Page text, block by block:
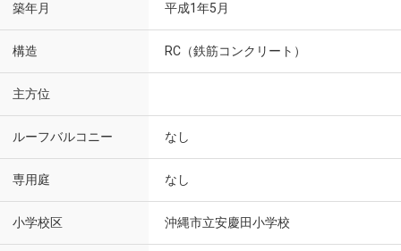
築年月 平成1年5月
構造 RC（鉄筋コンクリート）
主方位
ルーフバルコニー なし
専用庭 なし
小学校区 沖縄市立安慶田小学校